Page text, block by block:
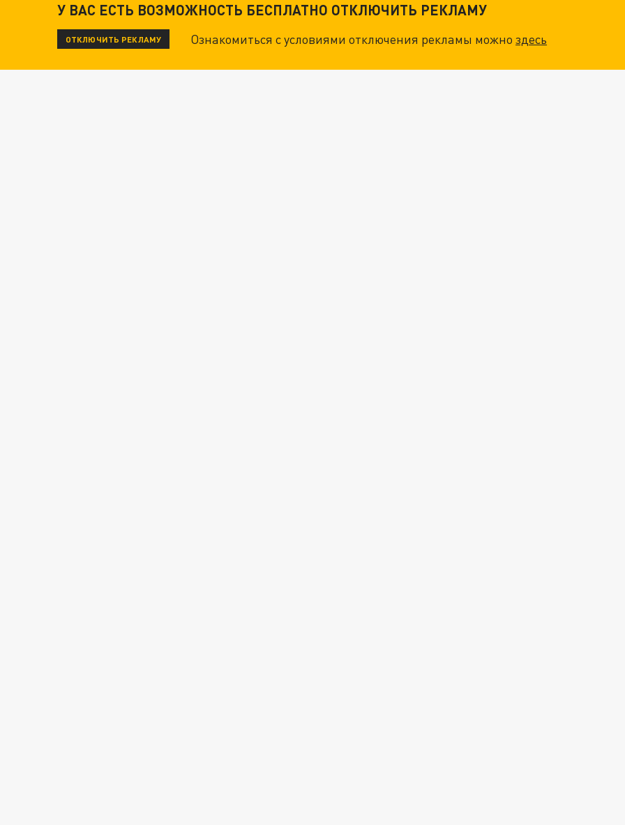
У ВАС ЕСТЬ ВОЗМОЖНОСТЬ БЕСПЛАТНО ОТКЛЮЧИТЬ РЕКЛАМУ
ОТКЛЮЧИТЬ РЕКЛАМУ Ознакомиться с условиями отключения рекламы можноздесь